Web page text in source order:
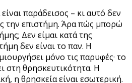
παράδεισος – κι αυτό δεν
την επιστήμη. Άρα πώς μπορώ
Δεν είμαι κατά της
δεν είναι το παν. Η
μόνο τις παρυφές· το
στη θρησκευτικότητα. Η
η θρησκεία είναι εσωτερική.